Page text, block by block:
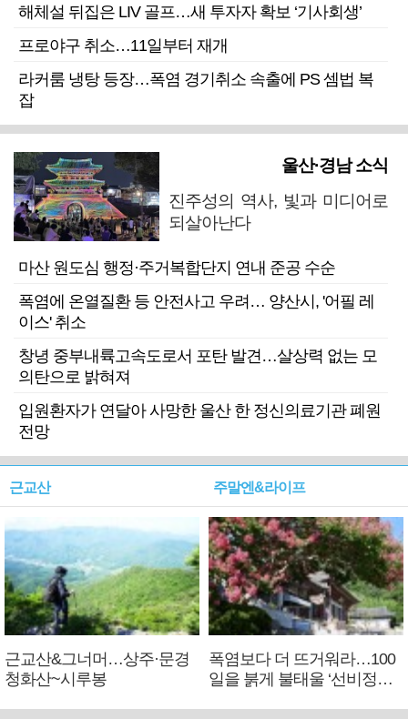
해체설 뒤집은 LIV 골프…새 투자자 확보 ‘기사회생’
프로야구 취소…11일부터 재개
라커룸 냉탕 등장…폭염 경기취소 속출에 PS 셈법 복
잡
울산·경남 소식
진주성의 역사, 빛과 미디어로
되살아난다
마산 원도심 행정·주거복합단지 연내 준공 수순
폭염에 온열질환 등 안전사고 우려… 양산시, '어필 레
이스' 취소
창녕 중부내륙고속도로서 포탄 발견…살상력 없는 모
의탄으로 밝혀져
입원환자가 연달아 사망한 울산 한 정신의료기관 폐원
전망
근교산
근교산&그너머…상주·문경
청화산~시루봉
주말엔&라이프
폭염보다 더 뜨거워라…100
일을 붉게 불태울 ‘선비정신’